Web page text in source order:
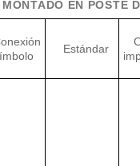
EN POSTE
Estándar